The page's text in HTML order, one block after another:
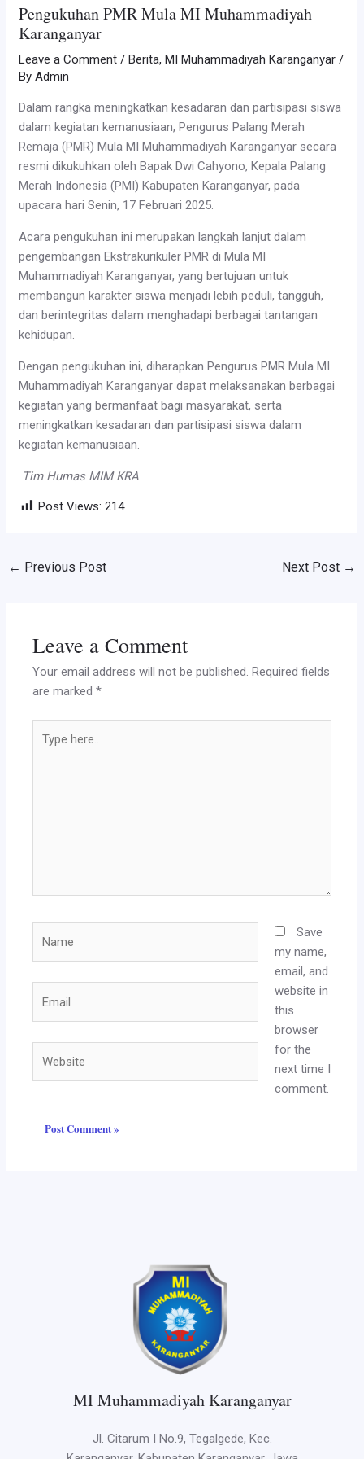
Pengukuhan PMR Mula MI Muhammadiyah
Karanganyar
Leave a Comment /Berita,MI Muhammadiyah Karanganyar /
ByAdmin
Dalam rangka meningkatkan kesadaran dan partisipasi siswa
dalam kegiatan kemanusiaan, Pengurus Palang Merah
Remaja (PMR) Mula MI Muhammadiyah Karanganyar secara
resmi dikukuhkan oleh Bapak Dwi Cahyono, Kepala Palang
Merah Indonesia (PMI) Kabupaten Karanganyar, pada
upacara hari Senin, 17 Februari 2025.
Acara pengukuhan ini merupakan langkah lanjut dalam
pengembangan Ekstrakurikuler PMR di Mula MI
Muhammadiyah Karanganyar, yang bertujuan untuk
membangun karakter siswa menjadi lebih peduli, tangguh,
dan berintegritas dalam menghadapi berbagai tantangan
kehidupan.
Dengan pengukuhan ini, diharapkan Pengurus PMR Mula MI
Muhammadiyah Karanganyar dapat melaksanakan berbagai
kegiatan yang bermanfaat bagi masyarakat, serta
meningkatkan kesadaran dan partisipasi siswa dalam
kegiatan kemanusiaan.
Tim Humas MIM KRA
Post Views: 214
← Previous Post Next Post →
Leave a Comment
Your email address will not be published. Required fields
are marked*
here..
Save
my name,
email, and
website in
this
browser
for the
next time I
comment.
MI Muhammadiyah Karanganyar
Jl. Citarum I No.9, Tegalgede, Kec.